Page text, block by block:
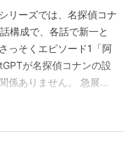
リーズでは、名探偵コナ
構成で、各話で新一と
っそくエピソード1「阿
が名探偵コナンの設
係ありません。 急展開
り頂けると幸いです。